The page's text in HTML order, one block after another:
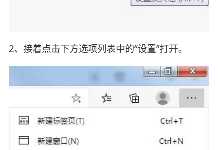
2、接着点击下方选项列表中的“设置”打开。